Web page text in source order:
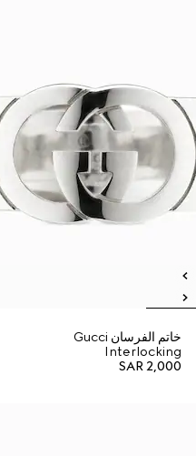
خاتم الفرسان Gucci
Interlocking
SAR 2,000